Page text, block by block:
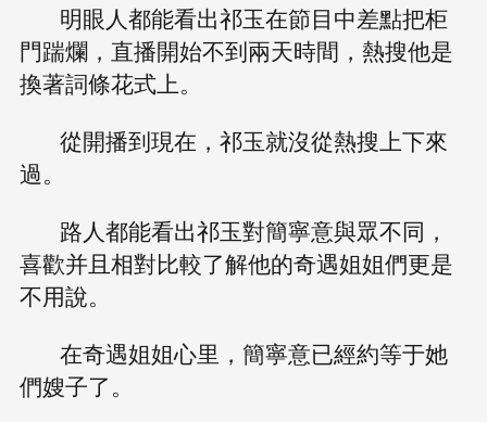
明眼人都能看出祁玉在節目中差點把柜
門踹爛，直播開始不到兩天時間，熱搜他是
換著詞條花式上。
從開播到現在，祁玉就沒從熱搜上下來
過。
路人都能看出祁玉對簡寧意與眾不同，
喜歡并且相對比較了解他的奇遇姐姐們更是
不用說。
在奇遇姐姐心里，簡寧意已經約等于她
們嫂子了。